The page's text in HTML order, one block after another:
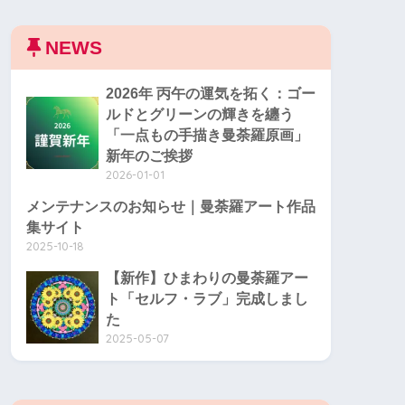
NEWS
2026年 丙午の運気を拓く：ゴー
ルドとグリーンの輝きを纏う
「一点もの手描き曼荼羅原画」
新年のご挨拶
2026-01-01
メンテナンスのお知らせ｜曼荼羅アート作品
集サイト
2025-10-18
【新作】ひまわりの曼荼羅アー
ト「セルフ・ラブ」完成しまし
た
2025-05-07